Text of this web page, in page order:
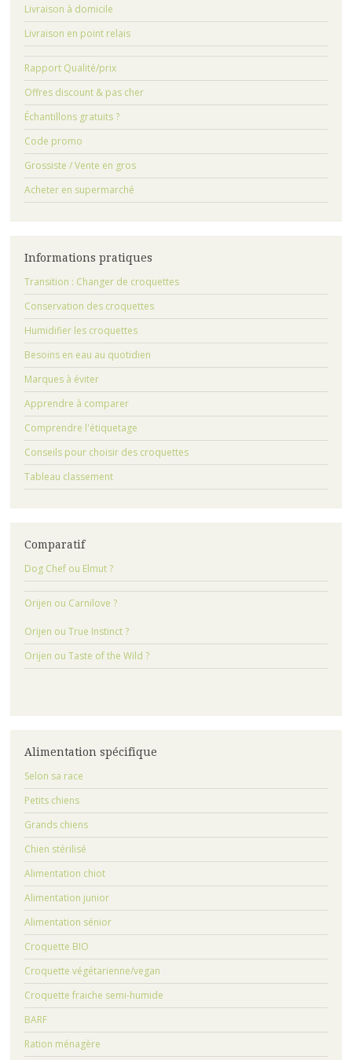
Livraison à domicile
Livraison en point relais
Rapport Qualité/prix
Offres discount & pas cher
Échantillons gratuits ?
Code promo
Grossiste / Vente en gros
Acheter en supermarché
Informations pratiques
Transition : Changer de croquettes
Conservation des croquettes
Humidifier les croquettes
Besoins en eau au quotidien
Marques à éviter
Apprendre à comparer
Comprendre l'étiquetage
Conseils pour choisir des croquettes
Tableau classement
Comparatif
Dog Chef ou Elmut ?
Orijen ou Carnilove ?
Orijen ou True Instinct ?
Orijen ou Taste of the Wild ?
Alimentation spécifique
Selon sa race
Petits chiens
Grands chiens
Chien stérilisé
Alimentation chiot
Alimentation junior
Alimentation sénior
Croquette BIO
Croquette végétarienne/vegan
Croquette fraiche semi-humide
BARF
Ration ménagère